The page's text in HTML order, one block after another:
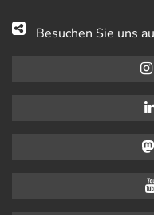
Besuchen Sie uns